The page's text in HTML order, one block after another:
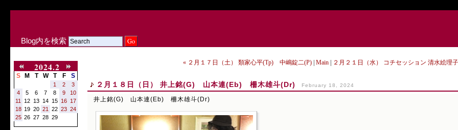
Blog内を検索
2024.2
S M T W T F S
1 2
3
4
5 6 7 8 9
10
11
12 13 14 15 16 17
18 19 20 21 22 23 24
25 26 27 28 29
« ２月１７日（土） 類家心平(Tp) 中嶋錠二(P)| Main| ２月２１日（水） コチセッション 清水絵
２月１８日（日） 井上銘(G) 山本連(Eb) 柵木雄斗(Dr) February 18, 2024
井上銘(G) 山本連(Eb) 柵木雄斗(Dr)